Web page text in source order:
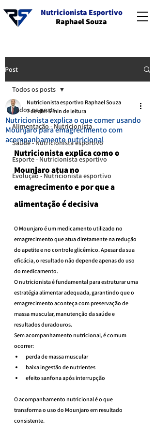
Nutricionista Esportivo
Raphael Souza
Post
Todos os posts
Alimentação - Nutricionista
Saúde - Nutricionista esportivo
Esporte - Nutricionista esportivo
Evolução - Nutricionista esportivo
Todos os posts
Nutricionista explica o que comer usando
Mounjaro para emagrecimento com
acompanhamento nutricional
Nutricionista esportivo Raphael Souza
7 de abr. 5 min de leitura
Nutricionista explica como o
Mounjaro atua no
emagrecimento e por que a
alimentação é decisiva
O Mounjaro é um medicamento utilizado no
emagrecimento que atua diretamente na redução
do apetite e no controle glicêmico. Apesar da sua
eficácia, o resultado não depende apenas do uso
do medicamento.
O nutricionista é fundamental para estruturar uma
estratégia alimentar adequada, garantindo que o
emagrecimento aconteça com preservação de
massa muscular, manutenção da saúde e
resultados duradouros.
Sem acompanhamento nutricional, é comum
ocorrer:
perda de massa muscular
baixa ingestão de nutrientes
efeito sanfona após interrupção
O acompanhamento nutricional é o que
transforma o uso do Mounjaro em resultado
consistente.